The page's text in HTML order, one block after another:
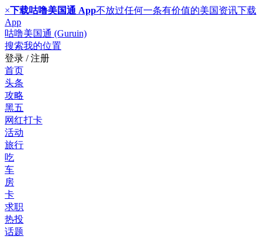
×下载咕噜美国通 App不放过任何一条有价值的美国资讯下载
App
咕噜美国通 (Guruin)
搜索我的位置
登录 / 注册
首页
头条
攻略
黑五
网红打卡
活动
旅行
吃
车
房
卡
求职
热投
话题